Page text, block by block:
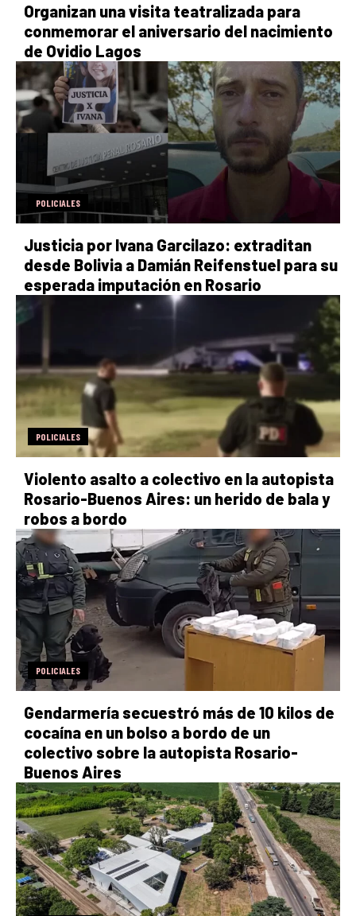
Organizan una visita teatralizada para
conmemorar el aniversario del nacimiento
de Ovidio Lagos
POLICIALES
Justicia por Ivana Garcilazo: extraditan
desde Bolivia a Damián Reifenstuel para su
esperada imputación en Rosario
POLICIALES
Violento asalto a colectivo en la autopista
Rosario-Buenos Aires: un herido de bala y
robos a bordo
POLICIALES
Gendarmería secuestró más de 10 kilos de
cocaína en un bolso a bordo de un
colectivo sobre la autopista Rosario-
Buenos Aires